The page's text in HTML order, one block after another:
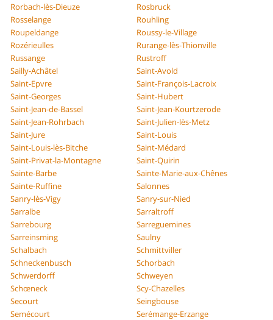
Rorbach-lès-Dieuze
Rosbruck
Rosselange
Rouhling
Roupeldange
Roussy-le-Village
Rozérieulles
Rurange-lès-Thionville
Russange
Rustroff
Sailly-Achâtel
Saint-Avold
Saint-Epvre
Saint-François-Lacroix
Saint-Georges
Saint-Hubert
Saint-Jean-de-Bassel
Saint-Jean-Kourtzerode
Saint-Jean-Rohrbach
Saint-Julien-lès-Metz
Saint-Jure
Saint-Louis
Saint-Louis-lès-Bitche
Saint-Médard
Saint-Privat-la-Montagne
Saint-Quirin
Sainte-Barbe
Sainte-Marie-aux-Chênes
Sainte-Ruffine
Salonnes
Sanry-lès-Vigy
Sanry-sur-Nied
Sarralbe
Sarraltroff
Sarrebourg
Sarreguemines
Sarreinsming
Saulny
Schalbach
Schmittviller
Schneckenbusch
Schorbach
Schwerdorff
Schweyen
Schœneck
Scy-Chazelles
Secourt
Seingbouse
Semécourt
Serémange-Erzange